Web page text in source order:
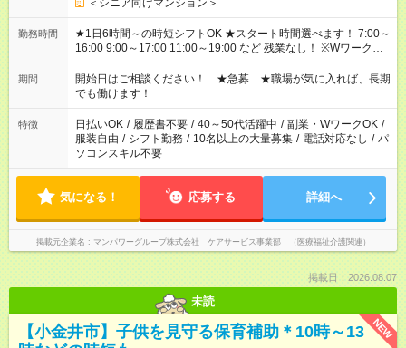
＜シニア向けマンション＞
勤務時間
★1日6時間～の時短シフトOK ★スタート時間選べます！ 7:00～
16:00 9:00～17:00 11:00～19:00 など 残業なし！ ※Wワークの
場合、他のお仕事と合わせ週40時間超の就業はご案内できませ
ん ※法令に基づき、週20時間以上勤務は社会保険への加入対象
となります ※労働者派遣法（日雇い派遣の原則禁止）により、
短時間・短期間の就業はご案内が難しい場合があります
期間
開始日はご相談ください！ ★急募 ★職場が気に入れば、長期
でも働けます！
特徴 日払いOK / 履歴書不要 / 40～50代活躍中 / 副業・WワークOK /
服装自由 / シフト勤務 / 10名以上の大量募集 / 電話対応なし / パ
ソコンスキル不要
気になる！ 応募する 詳細へ
掲載元企業名 マンパワーグループ株式会社 ケアサービス事業部 （医療福祉介護関連）
掲載日：2026.08.07
未読
NEW
【小金井市】子供を見守る保育補助＊10時～13